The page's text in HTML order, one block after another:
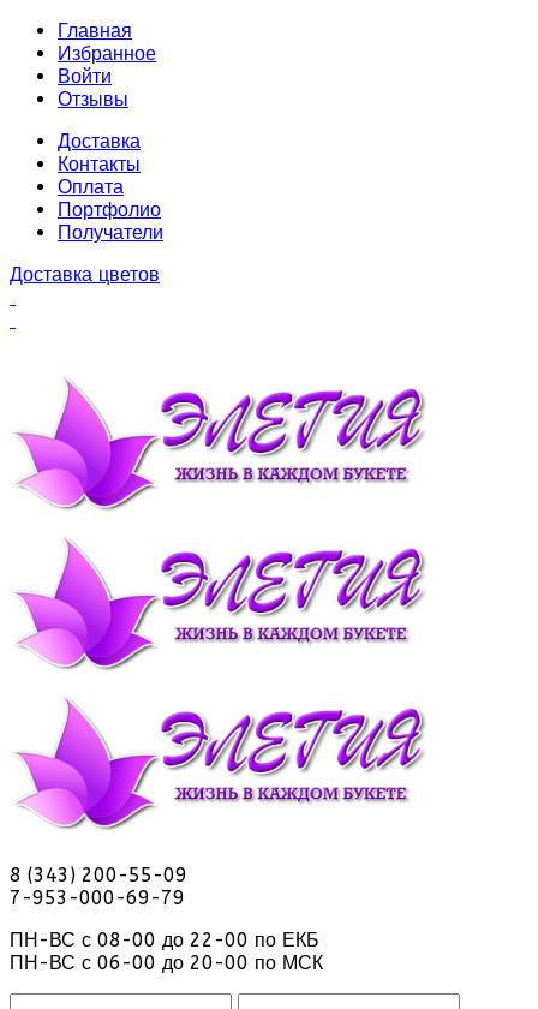
Главная
Избранное
Войти
Отзывы
Доставка
Контакты
Оплата
Портфолио
Получатели
Доставка цветов
8 (343) 200-55-09
7-953-000-69-79
ПН-ВС с 08-00 до 22-00 по ЕКБ
ПН-ВС с 06-00 до 20-00 по МСК